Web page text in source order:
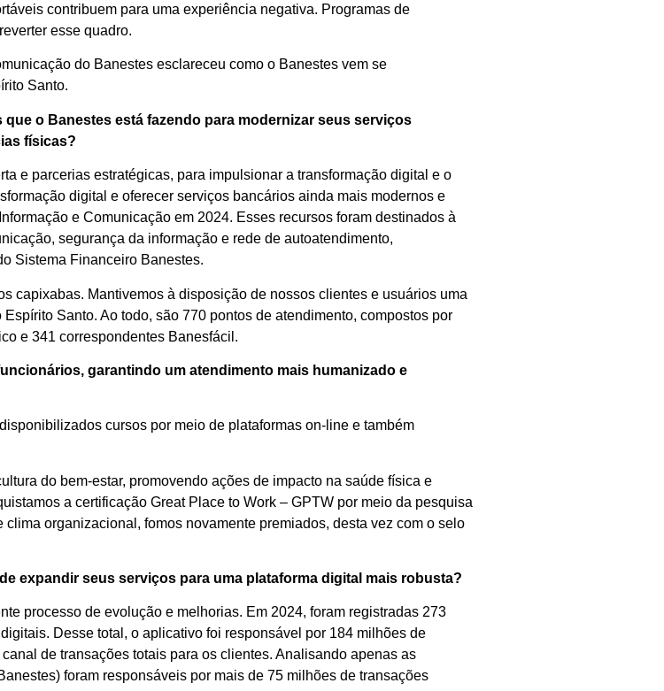
contribuem para uma experiência negativa. Programas de
esse quadro.
do Banestes esclareceu como o Banestes vem se
Santo.
o Banestes está fazendo para modernizar seus serviços
físicas?
e parcerias estratégicas, para impulsionar a transformação digital e o
digital e oferecer serviços bancários ainda mais modernos e
e Comunicação em 2024. Esses recursos foram destinados à
segurança da informação e rede de autoatendimento,
Sistema Financeiro Banestes.
capixabas. Mantivemos à disposição de nossos clientes e usuários uma
Santo. Ao todo, são 770 pontos de atendimento, compostos por
e 341 correspondentes Banesfácil.
garantindo um atendimento mais humanizado e
cursos por meio de plataformas on-line e também
do bem-estar, promovendo ações de impacto na saúde física e
a certificação Great Place to Work – GPTW por meio da pesquisa
organizacional, fomos novamente premiados, desta vez com o selo
expandir seus serviços para uma plataforma digital mais robusta?
processo de evolução e melhorias. Em 2024, foram registradas 273
Desse total, o aplicativo foi responsável por 184 milhões de
de transações totais para os clientes. Analisando apenas as
foram responsáveis por mais de 75 milhões de transações